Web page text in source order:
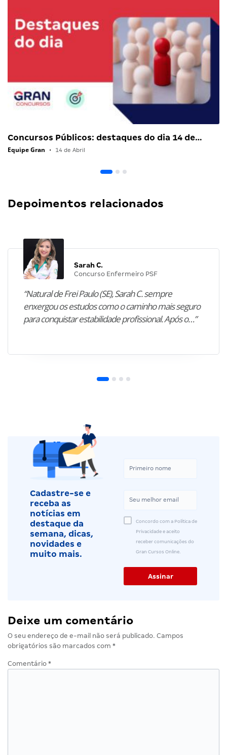
Concursos Públicos: destaques do dia 14 de…
Equipe Gran • 14 de Abril
Depoimentos relacionados
Sarah C.
Concurso Enfermeiro PSF
“Natural de Frei Paulo (SE), Sarah C. sempre
enxergou os estudos como o caminho mais seguro
para conquistar estabilidade profissional. Após o…”
Cadastre-se e
receba as
notícias em
destaque da
semana, dicas,
novidades e
muito mais.
Concordo com a Política de
Privacidade e aceito
receber comunicações do
Gran Cursos Online.
Deixe um comentário
O seu endereço de e-mail não será publicado. Campos
obrigatórios são marcados com *
Comentário *